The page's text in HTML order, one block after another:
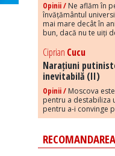
Opinii / Ne aflăm în
învățământul
mai mare decât în
bun, dacă nu te uiți
Ciprian Cucu
Narațiuni
inevitabilă (II)
Opinii / Moscova
pentru a destabiliza
pentru a-i convinge